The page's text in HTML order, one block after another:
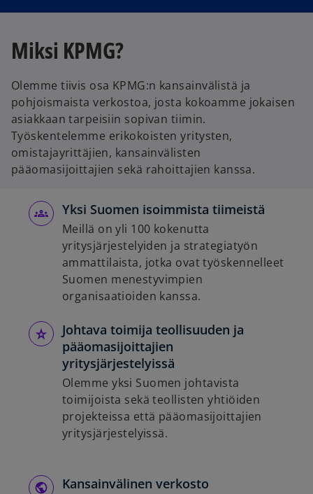
Miksi KPMG?
Olemme tiivis osa KPMG:n kansainvälistä ja
pohjoismaista verkostoa, josta kokoamme jokaisen
asiakkaan tarpeisiin sopivan tiimin.
Työskentelemme erikokoisten yritysten,
omistajayrittäjien, kansainvälisten
pääomasijoittajien sekä rahoittajien kanssa.
Yksi Suomen isoimmista tiimeistä
Meillä on yli 100 kokenutta
yritysjärjestelyiden ja strategiatyön
ammattilaista, jotka ovat työskennelleet
Suomen menestyvimpien
organisaatioiden kanssa.
Johtava toimija teollisuuden ja
pääomasijoittajien
yritysjärjestelyissä
Olemme yksi Suomen johtavista
toimijoista sekä teollisten yhtiöiden
projekteissa että pääomasijoittajien
yritysjärjestelyissä.
Kansainvälinen verkosto